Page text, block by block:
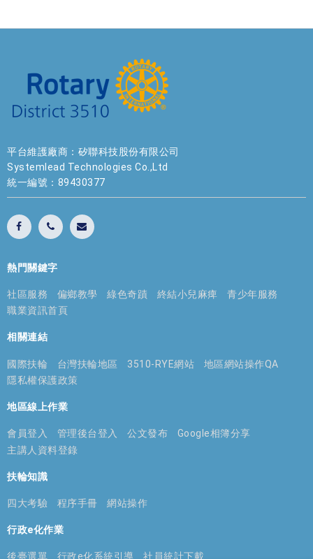
平台維護廠商：矽聯科技股份有限公司
Systemlead Technologies Co.,Ltd
統一編號：89430377
熱門關鍵字
社區服務 偏鄉教學 綠色奇蹟 終結小兒麻痺
青少年服務
職業資訊首頁
相關連結
國際扶輪 台灣扶輪地區 3510-RYE網站
地區網站操作QA
隱私權保護政策
地區線上作業
會員登入 管理後台登入 公文發布
Google相簿分享
主講人資料登錄
扶輪知識
四大考驗 程序手冊 網站操作
行政e化作業
後臺選單 行政e化系統引導 社員統計下載